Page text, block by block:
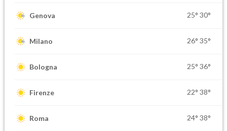
Genova 25° 30°
Milano 26° 35°
Bologna 25° 36°
Firenze 22° 38°
Roma 24° 38°